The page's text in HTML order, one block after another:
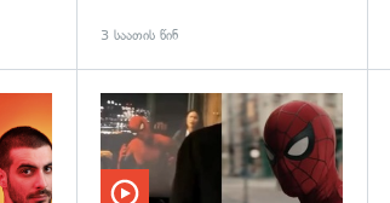
3 საათის წინ